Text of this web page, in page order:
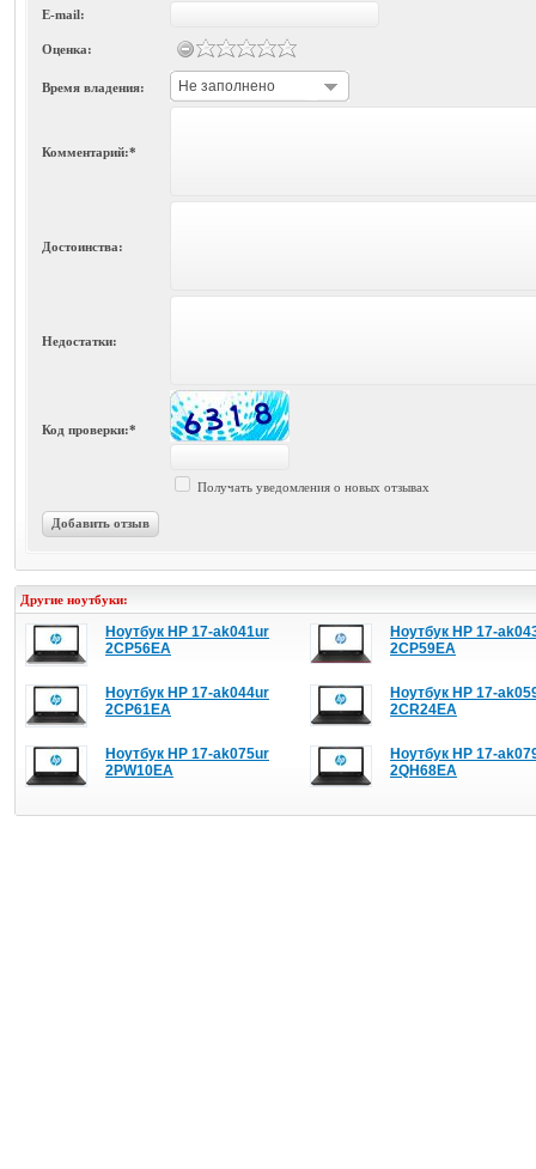
E-mail:
Оценка:
Время владения: Не заполнено
Комментарий:*
Достоинства:
Недостатки:
Код проверки:*
Получать уведомления о новых отзывах
Добавить отзыв
Другие ноутбуки:
Ноутбук HP 17-ak041ur
2CP56EA
Ноутбук HP 17-
2CP59EA
Ноутбук HP 17-ak044ur
2CP61EA
Ноутбук HP 17-
2CR24EA
Ноутбук HP 17-ak075ur
2PW10EA
Ноутбук HP 17-
2QH68EA